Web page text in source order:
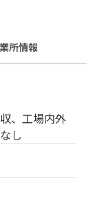
所情報
、工場内外
し